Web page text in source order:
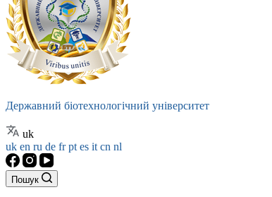
Державний біотехнологічний університет
uk
uk en ru de frpt es it cn nl
Пошук